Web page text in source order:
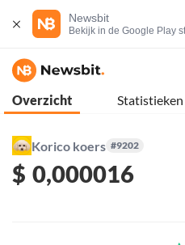
Newsbit
Bekijk in de Google Play
Overzicht Statistieken
Korico koers #9202
$ 0,000016